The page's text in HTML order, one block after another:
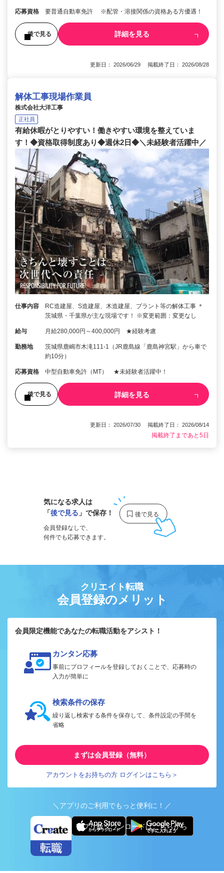
応募資格 要普通自動車免許 ※配管・溶接関係の資格ある方優遇！
後で見る 詳細を見る
更新日： 2026/06/29 掲載終了日： 2026/08/28
解体工事現場作業員
株式会社大洋工事
正社員
有給休暇がとりやすい！働きやすい環境を整えていま
す！◆資格取得制度あり◆週休2日◆＼未経験者活躍中／
仕事内容
RC造建屋、S造建屋、木造建屋、プラント等の解体工事 ＊
茨城県・千葉県が主な現場です！ ※変更範囲：変更なし
給与 月給280,000円～400,000円 ★経験考慮
勤務地
茨城県鹿嶋市木滝111-1（JR鹿島線「鹿島神宮駅」から車で
約10分）
応募資格 中型自動車免許（MT） ★未経験者活躍中！
後で見る 詳細を見る
更新日： 2026/07/30 掲載終了日： 2026/08/14
掲載終了まであと5日
気になる求人は
「後で見る 」で保存！
会員登録なしで、
何件でも応募できます。
クリエイト転職
会員登録のメリット
会員限定機能であなたの転職活動をアシスト！
カンタン応募
事前にプロフィールを登録しておくことで、応募時の
入力が簡単に
検索条件の保存
繰り返し検索する条件を保存して、条件設定の手間を
省略
まずは会員登録（無料）
アカウントをお持ちの方 ログインはこちら＞
＼アプリのご利用でもっと便利に！／
アプリ版ダウンロードはこちらから